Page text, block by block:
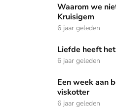
Waarom we niet hoeven te
Waarom we
Kruisigem
6 jaar geleden
Liefde heeft het laatste woord
Liefde heeft
6 jaar geleden
Een week aan boord van
Een week aan
viskotter
6 jaar geleden